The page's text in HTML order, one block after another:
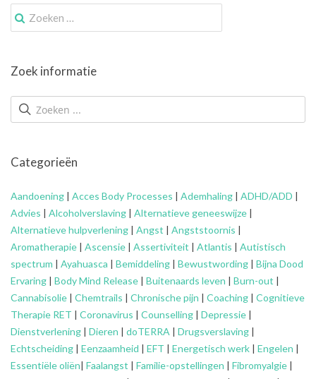
Zoek
naar:
Zoek informatie
Categorieën
Aandoening | Acces Body Processes | Ademhaling | ADHD/ADD |
Advies | Alcoholverslaving | Alternatieve geneeswijze |
Alternatieve hulpverlening | Angst | Angststoornis |
Aromatherapie | Ascensie | Assertiviteit | Atlantis | Autistisch
spectrum | Ayahuasca | Bemiddeling | Bewustwording | Bijna Dood
Ervaring | Body Mind Release | Buitenaards leven | Burn-out |
Cannabisolie | Chemtrails | Chronische pijn | Coaching | Cognitieve
Therapie RET | Coronavirus | Counselling | Depressie |
Dienstverlening | Dieren | doTERRA | Drugsverslaving |
Echtscheiding | Eenzaamheid | EFT | Energetisch werk | Engelen |
Essentiële oliën| Faalangst | Familie-opstellingen | Fibromyalgie |